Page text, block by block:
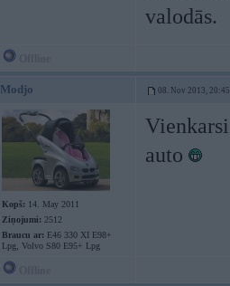
valodās.
Modjo 08. Nov 2013, 20:45
Kopš: 14. May 2011
Ziņojumi: 2512
Braucu ar: E46 330 XI E98+
Lpg, Volvo S80 E95+ Lpg
auto